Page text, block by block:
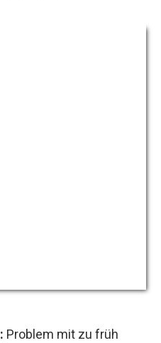
Problem mit zu früh